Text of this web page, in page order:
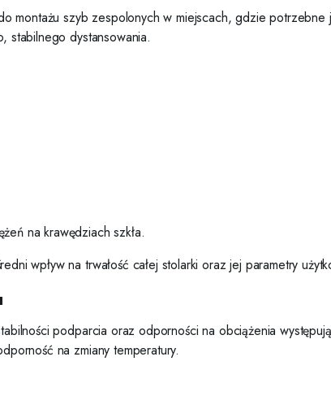
montażu szyb zespolonych w miejscach, gdzie
stabilnego dystansowania.
na krawędziach szkła.
wpływ na trwałość całej stolarki oraz jej parametry
podparcia oraz odporności na obciążenia
na zmiany temperatury.